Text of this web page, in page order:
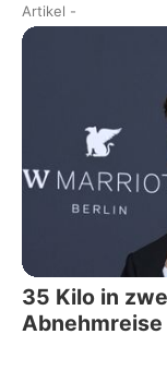
Artikel -
35 Kilo in